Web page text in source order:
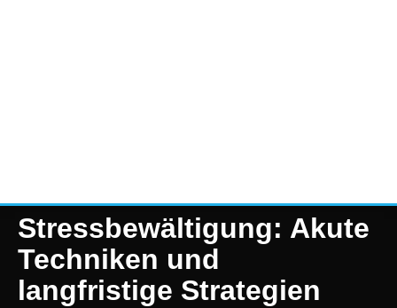
Stressbewältigung: Akute
Techniken und
langfristige Strategien